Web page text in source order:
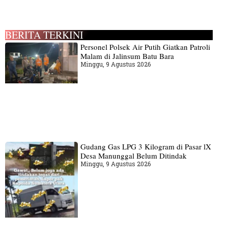
BERITA TERKINI
Personel Polsek Air Putih Giatkan Patroli
Malam di Jalinsum Batu Bara
Minggu, 9 Agustus 2026
Gudang‎ Gas LPG 3 Kilogram di Pasar lX
Desa Manunggal Belum Ditindak
Minggu, 9 Agustus 2026